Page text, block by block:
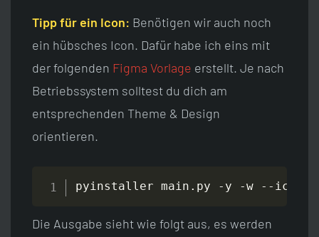
Tipp für ein Icon: Benötigen wir auch noch
ein hübsches Icon. Dafür habe ich eins mit
der folgenden Figma Vorlage erstellt. Je nach
Betriebssystem solltest du dich am
entsprechenden Theme & Design
orientieren.
pyinstaller main . py - y -w - - icon
Die Ausgabe sieht wie folgt aus, es werden